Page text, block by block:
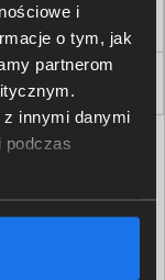
i
o tym, jak
partnerom
z innymi danymi
podczas